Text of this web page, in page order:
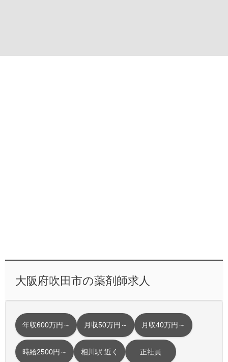
大阪府吹田市の薬剤師求人
年収600万円～ 月収50万円～ 月収40万円～
時給2500円～ 相川駅 近く 正社員